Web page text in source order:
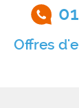
Offres